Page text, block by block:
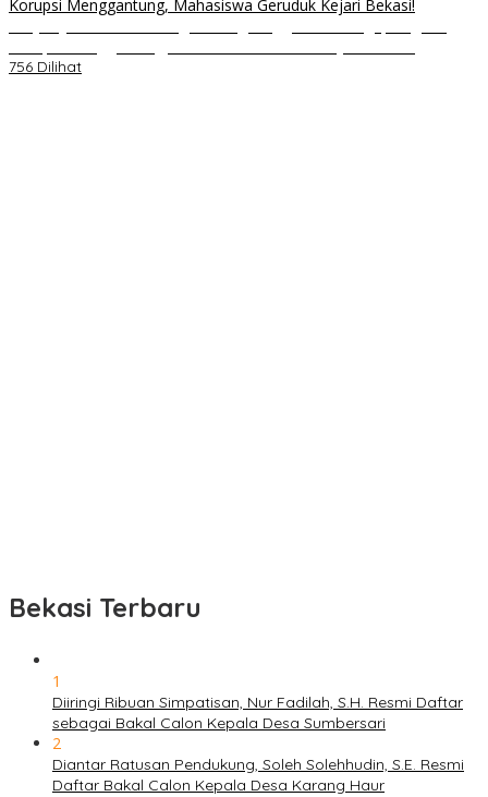
756 Dilihat
Bekasi Terbaru
1
Diiringi Ribuan Simpatisan, Nur Fadilah, S.H. Resmi Daftar
sebagai Bakal Calon Kepala Desa Sumbersari
2
Diantar Ratusan Pendukung, Soleh Solehhudin, S.E. Resmi
Daftar Bakal Calon Kepala Desa Karang Haur